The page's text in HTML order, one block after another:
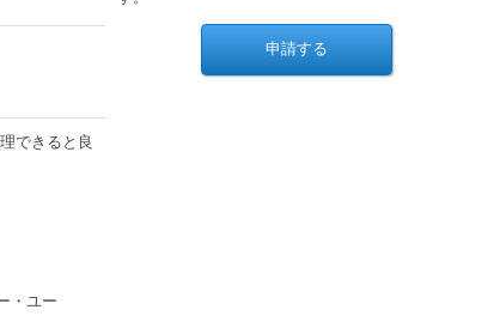
できると良
・ユー